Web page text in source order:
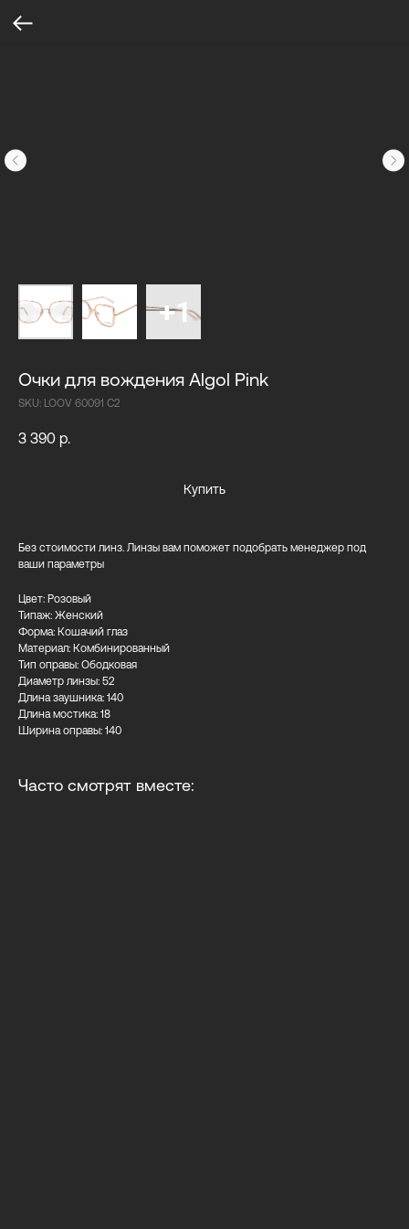
Очки для вождения Algol Pink
SKU: LOOV 60091 C2
3 390 р.
Купить
Без стоимости линз. Линзы вам поможет подобрать менеджер под
ваши параметры
Цвет: Розовый
Типаж: Женский
Форма: Кошачий глаз
Материал: Комбинированный
Тип оправы: Ободковая
Диаметр линзы: 52
Длина заушника: 140
Длина мостика: 18
Ширина оправы: 140
Часто смотрят вместе: